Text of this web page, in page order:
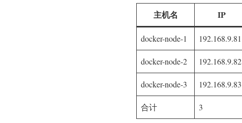
主机名 IP
docker-node-1 192.168.9.81
docker-node-2 192.168.9.82
docker-node-3 192.168.9.83
合计 3